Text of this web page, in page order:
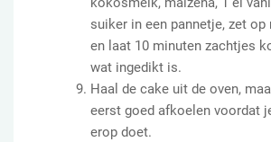
suiker in een pannetje, zet op
en laat 10 minuten zachtjes
wat ingedikt is.
Haal de cake uit de oven,
eerst goed afkoelen voordat
erop doet.